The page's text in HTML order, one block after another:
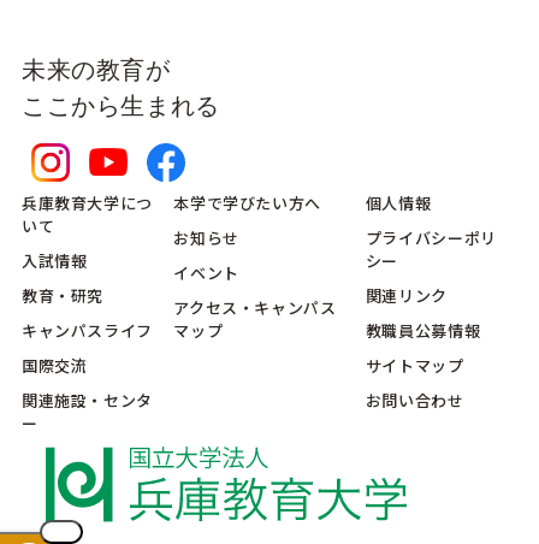
未来の教育が
ここから生まれる
兵庫教育大学につ
いて
入試情報
教育・研究
キャンパスライフ
国際交流
関連施設・センタ
ー
本学で学びたい方へ
お知らせ
イベント
アクセス・キャンパス
マップ
個人情報
プライバシーポリ
シー
関連リンク
教職員公募情報
サイトマップ
お問い合わせ